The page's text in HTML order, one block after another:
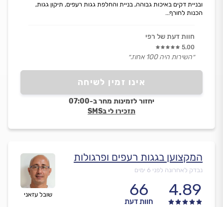
אינו זמין לשיחה
יחזור לזמינות מחר ב-07:00
תזכירו לי בSMS
ובניית דקים באיכות גבוהה, בניית והחלפת גגות רעפים, תיקון גגות,
הכנות לחורף...
חוות דעת של רפי
5.00
״השירות היה 100 אחוז.״
שובל עזאני
המקצוען בגגות רעפים ופרגולות
נבדק לאחרונה לפני 6 ימים
4.89
66
חוות דעת